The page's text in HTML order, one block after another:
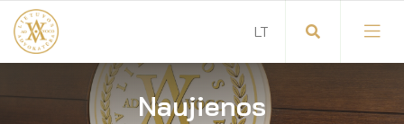
Visuotinis advokatų susirinkimas
Naujienos